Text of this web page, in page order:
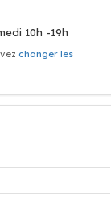
10h -19h
changer les